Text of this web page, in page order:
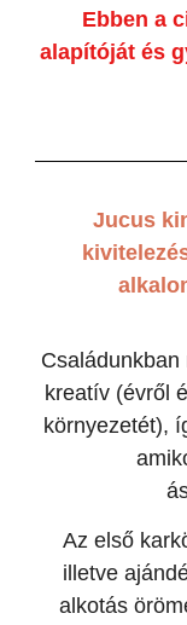
Ebben a
alapítóját és
Jucus
kreatív (évről
környezetét),
Az első
illetve
alkotás